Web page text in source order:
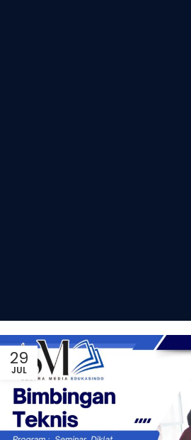
29
JUL